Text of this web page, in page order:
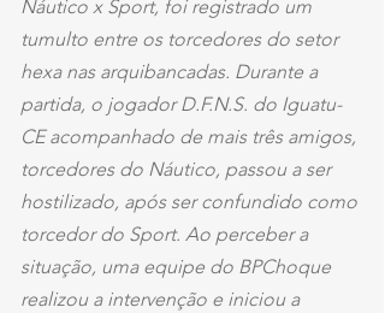
Náutico x Sport, foi registrado um
tumulto entre os torcedores do setor
hexa nas arquibancadas. Durante a
partida, o jogador D.F.N.S. do Iguatu-
CE acompanhado de mais três amigos,
torcedores do Náutico, passou a ser
hostilizado, após ser confundido como
torcedor do Sport. Ao perceber a
situação, uma equipe do BPChoque
realizou a intervenção e iniciou a